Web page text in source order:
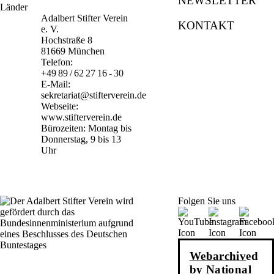
Adalbert Stifter Verein
e. V.
Hochstraße 8
81669 München
Telefon:
+49 89 / 62 27 16 - 30
E-Mail:
sekretariat@stifterverein.de
Webseite:
www.stifterverein.de
Bürozeiten: Montag bis
Donnerstag, 9 bis 13
Uhr
KONTAKT
Folgen Sie uns
Webarchived
by National